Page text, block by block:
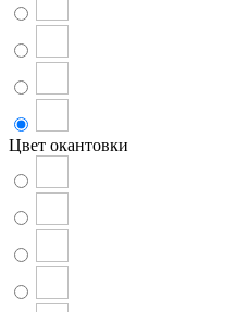
Цвет окантовки